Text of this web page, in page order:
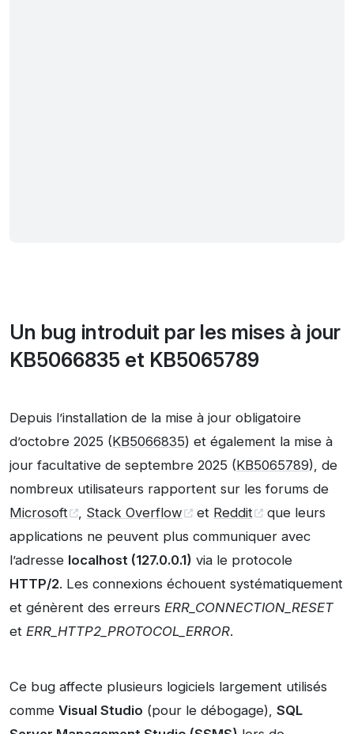
Un bug introduit par les mises à jour
KB5066835 et KB5065789
Depuis l’installation de la mise à jour obligatoire
d’octobre 2025 (KB5066835) et également la mise à
jour facultative de septembre 2025 (KB5065789), de
nombreux utilisateurs rapportent sur les forums de
Microsoft
, Stack Overflow et Reddit
que leurs
applications ne peuvent plus communiquer avec
l’adresse localhost (127.0.0.1) via le protocole
HTTP/2. Les connexions échouent systématiquement
et génèrent des erreurs ERR_CONNECTION_RESET
et ERR_HTTP2_PROTOCOL_ERROR.
Ce bug affecte plusieurs logiciels largement utilisés
comme Visual Studio (pour le débogage), SQL